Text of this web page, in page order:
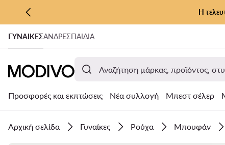
ΜΕΤΆΒΑΣΗ ΣΤΟ ΚΎΡΙΟ ΠΕΡΙΕΧΌΜΕΝΟ
ΜΕΤΆΒΑΣΗ ΣΤΗΝ ΑΝΑΖΉΤΗΣΗ
Η
ΓΥΝΑΊΚΕΣΑΝΔΡΕΣΠΑΙΔΙΑ
Προσφορές και εκπτώσεις Νέα συλλογή Μπεστ σέλερ
Αρχική σελίδα Γυναίκες Ρούχα Μπουφάν